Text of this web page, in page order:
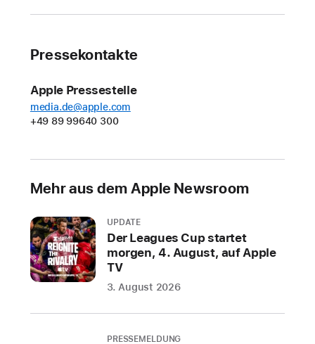
Umsätze
Höhe
von
Billionen
US-
Entwickler:innen
der
ganzen
Welt
zu
Wachstum
Pressekontakte
Apple Pressestelle
media.de@apple.com
+49 89 99640 300
Mehr aus dem Apple Newsroom
UPDATE
Der Leagues Cup startet
morgen, 4. August, auf Apple
TV
3. August 2026
PRESSEMELDUNG